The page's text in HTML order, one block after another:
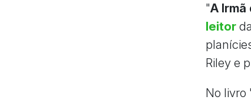
"A Irmã
leitor
Riley e
No livro